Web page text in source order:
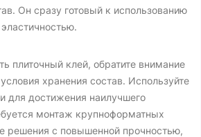
Он сразу готовый к использованию
плиточный клей, обратите внимание
хранения состав. Используйте
для достижения наилучшего
монтаж крупноформатных
решения с повышенной прочностью,